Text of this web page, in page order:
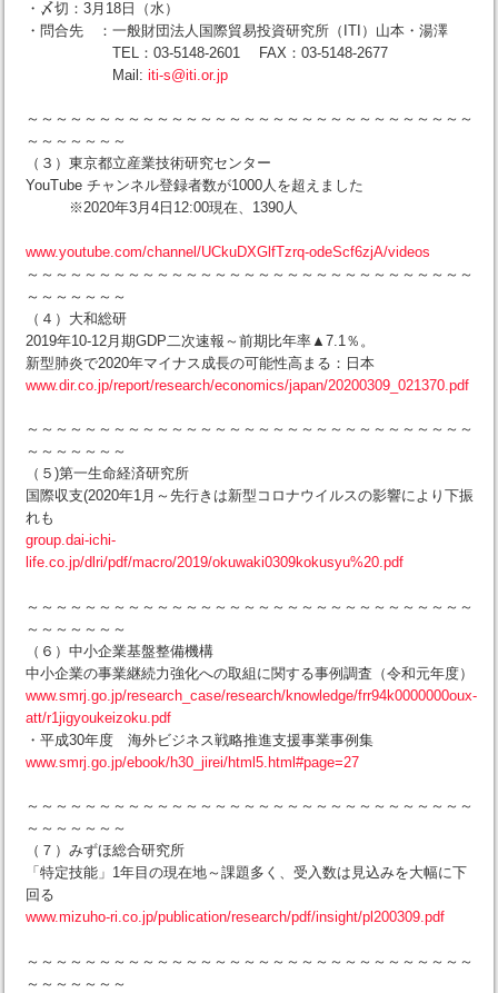
・〆切：3月18日（水）
・問合先 ：一般財団法人国際貿易投資研究所（ITI）山本・湯澤
TEL：03-5148-2601 FAX：03-5148-2677
Mail: iti-s@iti.or.jp
～～～～～～～～～～～～～～～～～～～～～～～～～～～～～～～
～～～～～～～
（３）東京都立産業技術研究センター
YouTube チャンネル登録者数が1000人を超えました
※2020年3月4日12:00現在、1390人
www.youtube.com/channel/UCkuDXGlfTzrq-odeScf6zjA/videos
～～～～～～～～～～～～～～～～～～～～～～～～～～～～～～～
～～～～～～～
（４）大和総研
2019年10-12月期GDP二次速報～前期比年率▲7.1％。
新型肺炎で2020年マイナス成長の可能性高まる：日本
www.dir.co.jp/report/research/economics/japan/20200309_021370.pdf
～～～～～～～～～～～～～～～～～～～～～～～～～～～～～～～
～～～～～～～
（５)第一生命経済研究所
国際収支(2020年1月～先行きは新型コロナウイルスの影響により下振
れも
group.dai-ichi-
life.co.jp/dlri/pdf/macro/2019/okuwaki0309kokusyu%20.pdf
～～～～～～～～～～～～～～～～～～～～～～～～～～～～～～～
～～～～～～～
（６）中小企業基盤整備機構
中小企業の事業継続力強化への取組に関する事例調査（令和元年度）
www.smrj.go.jp/research_case/research/knowledge/frr94k0000000oux-
att/r1jigyoukeizoku.pdf
・平成30年度 海外ビジネス戦略推進支援事業事例集
www.smrj.go.jp/ebook/h30_jirei/html5.html#page=27
～～～～～～～～～～～～～～～～～～～～～～～～～～～～～～～
～～～～～～～
（７）みずほ総合研究所
「特定技能」1年目の現在地～課題多く、受入数は見込みを大幅に下
回る
www.mizuho-ri.co.jp/publication/research/pdf/insight/pl200309.pdf
～～～～～～～～～～～～～～～～～～～～～～～～～～～～～～～
～～～～～～～